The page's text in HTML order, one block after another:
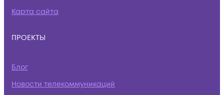
Карта сайта
ПРОЕКТЫ
Блог
Новости телекоммуникаций